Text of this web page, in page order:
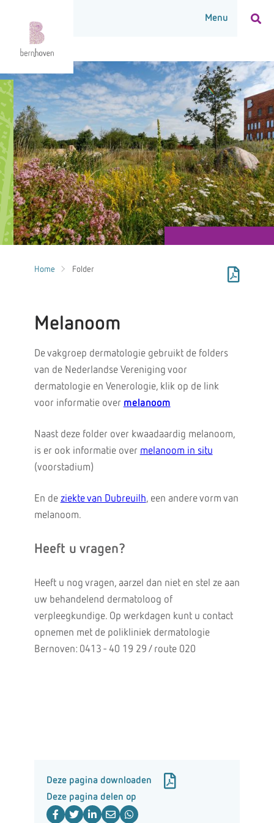
Home Folder
Melanoom
De vakgroep dermatologie gebruikt de folders
van de Nederlandse Vereniging voor
dermatologie en Venerologie, klik op de link
voor informatie over melanoom
Naast deze folder over kwaadaardig melanoom,
is er ook informatie over melanoom in situ
(voorstadium)
En de ziekte van Dubreuilh, een andere vorm van
melanoom.
Heeft u vragen?
Heeft u nog vragen, aarzel dan niet en stel ze aan
uw behandelend dermatoloog of
verpleegkundige. Op werkdagen kunt u contact
opnemen met de polikliniek dermatologie
Bernoven: 0413 - 40 19 29 / route 020
Deze pagina downloaden
Deze pagina delen op